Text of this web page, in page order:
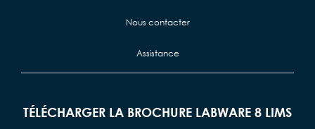
Nous contacter
Assistance
TÉLÉCHARGER LA BROCHURE LABWARE 8 LIMS